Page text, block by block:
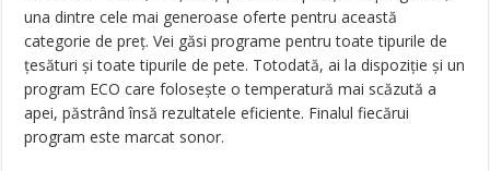
una dintre cele mai generoase oferte pentru această
categorie de preț. Vei găsi programe pentru toate tipurile de
țesături și toate tipurile de pete. Totodată, ai la dispoziție și un
program ECO care folosește o temperatură mai scăzută a
apei, păstrând însă rezultatele eficiente. Finalul fiecărui
program este marcat sonor.